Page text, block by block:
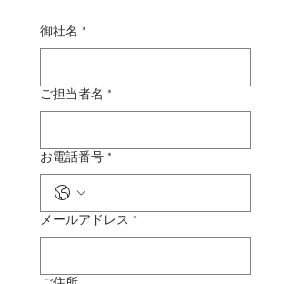
御社名 *
ご担当者名 *
お電話番号 *
メールアドレス *